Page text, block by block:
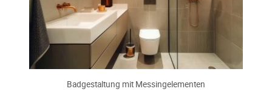
Badgestaltung mit Messingelementen